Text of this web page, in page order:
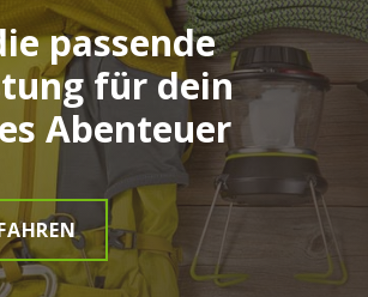
passende
für dein
Abenteuer